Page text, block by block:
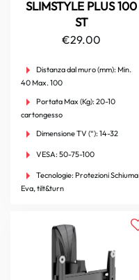
SLIMSTYLE PLUS 100
ST
€29.00
Distanza dal muro (mm): Min.
40 Max. 100
Portata Max (Kg): 20-10
cartongesso
Dimensione TV (“): 14-32
VESA: 50-75-100
Tecnologie: Protezioni Schiuma
Eva, tilt&turn